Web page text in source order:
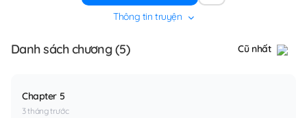
Thông tin truyện
Danh sách chương (5) Cũ nhất
Chapter 5
3 tháng trước